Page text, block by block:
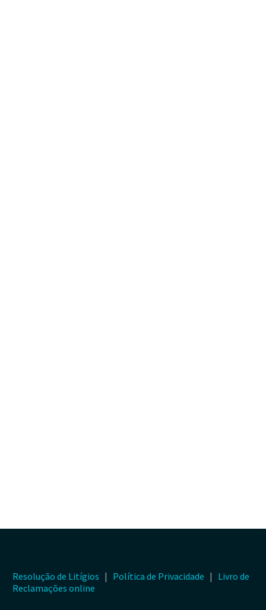
Resolução de Litígios | Política de Privacidade | Livro de
Reclamações online